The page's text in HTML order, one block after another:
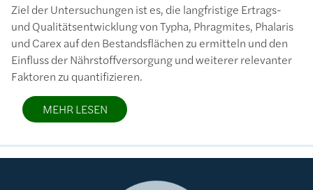
Ziel der Untersuchungen ist es, die langfristige Ertrags-
und Qualitätsentwicklung von Typha, Phragmites, Phalaris
und Carex auf den Bestandsflächen zu ermitteln und den
Einfluss der Nährstoffversorgung und weiterer relevanter
Faktoren zu quantifizieren.
MEHR LESEN